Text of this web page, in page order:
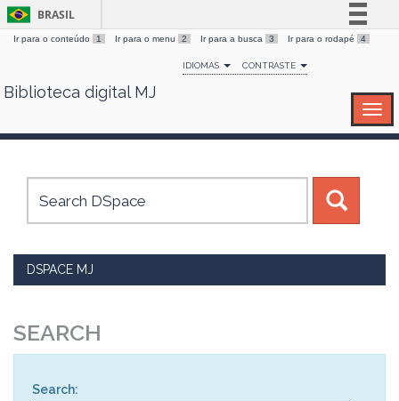
Skip
BRASIL
Simplifique!
Comunica BR
Canais
Ir para o conteúdo 1 Ir para o menu 2 Ir para a busca 3 Ir para o rodapé 4
IDIOMAS CONTRASTE
Biblioteca digital MJ
DSPACE MJ
SEARCH
Search: